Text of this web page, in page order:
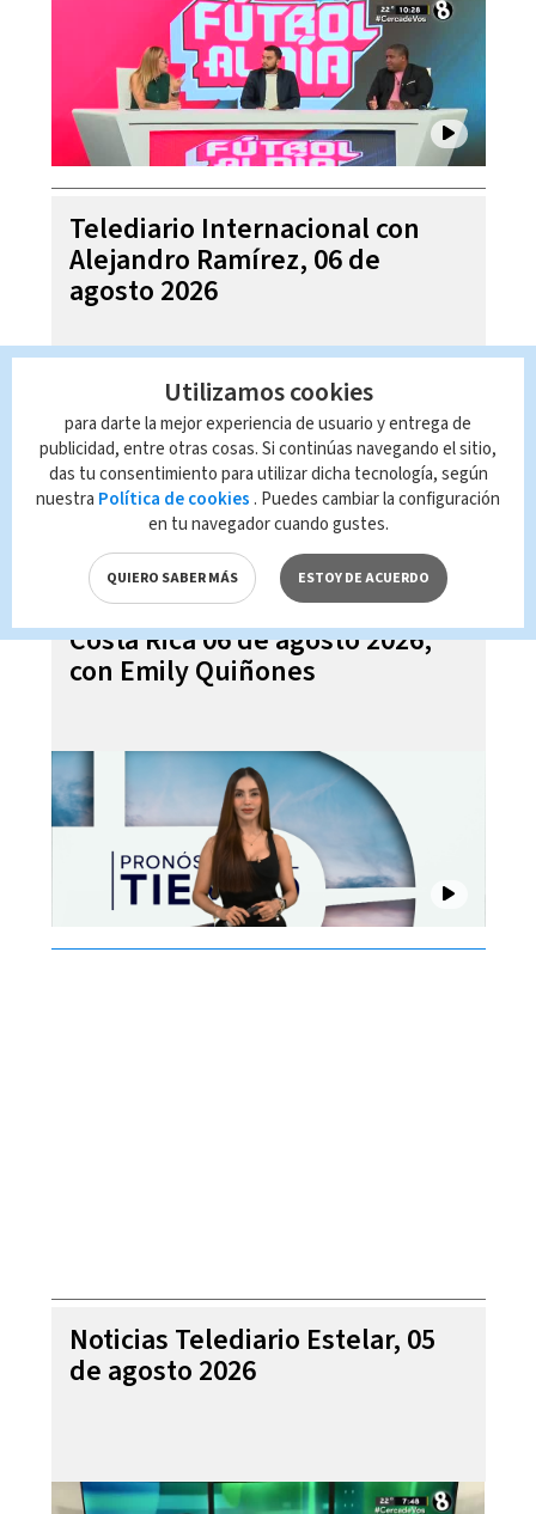
Telediario Internacional con
Alejandro Ramírez, 06 de
agosto 2026
Pronóstico del tiempo para
Costa Rica 06 de agosto 2026,
con Emily Quiñones
Noticias Telediario Estelar, 05
de agosto 2026
Utilizamos cookies
para darte la mejor experiencia de usuario y entrega de
publicidad, entre otras cosas. Si continúas navegando el sitio,
das tu consentimiento para utilizar dicha tecnología, según
nuestra Política de cookies . Puedes cambiar la configuración
en tu navegador cuando gustes.
QUIERO SABER MÁS ESTOY DE ACUERDO